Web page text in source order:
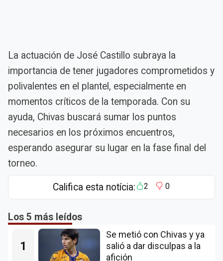
La actuación de José Castillo subraya la
importancia de tener jugadores comprometidos y
polivalentes en el plantel, especialmente en
momentos críticos de la temporada. Con su
ayuda, Chivas buscará sumar los puntos
necesarios en los próximos encuentros,
esperando asegurar su lugar en la fase final del
torneo.
Califica esta notícia: 2 0
Los 5 más leídos
1
Se metió con Chivas y ya
salió a dar disculpas a la
afición